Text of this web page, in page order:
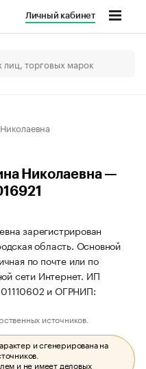
Личный кабинет
Николаевна —
зарегистрирован
область. Основной
по почте или по
сети Интернет. ИП
и ОГРНИП:
источников.
и сгенерирована на
и не имеет деловых